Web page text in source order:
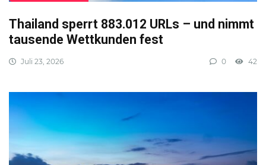
Thailand sperrt 883.012 URLs – und nimmt
tausende Wettkunden fest
Juli 23, 2026 0 42